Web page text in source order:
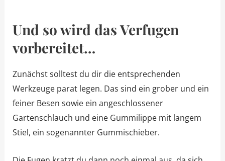
Und so wird das Verfugen
vorbereitet…
Zunächst solltest du dir die entsprechenden
Werkzeuge parat legen. Das sind ein grober und ein
feiner Besen sowie ein angeschlossener
Gartenschlauch und eine Gummilippe mit langem
Stiel, ein sogenannter Gummischieber.